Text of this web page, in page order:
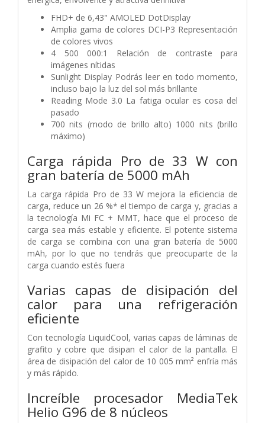
FHD+ de 6,43" AMOLED DotDisplay
Amplia gama de colores DCI-P3 Representación
de colores vivos
4 500 000:1 Relación de contraste para
imágenes nítidas
Sunlight Display Podrás leer en todo momento,
incluso bajo la luz del sol más brillante
Reading Mode 3.0 La fatiga ocular es cosa del
pasado
700 nits (modo de brillo alto) 1000 nits (brillo
máximo)
Carga rápida Pro de 33 W con
gran batería de 5000 mAh
La carga rápida Pro de 33 W mejora la eficiencia de
carga, reduce un 26 %* el tiempo de carga y, gracias a
la tecnología Mi FC + MMT, hace que el proceso de
carga sea más estable y eficiente. El potente sistema
de carga se combina con una gran batería de 5000
mAh, por lo que no tendrás que preocuparte de la
carga cuando estés fuera
Varias capas de disipación del
calor para una refrigeración
eficiente
Con tecnología LiquidCool, varias capas de láminas de
grafito y cobre que disipan el calor de la pantalla. El
área de disipación del calor de 10 005 mm² enfría más
y más rápido.
Increíble procesador MediaTek
Helio G96 de 8 núcleos